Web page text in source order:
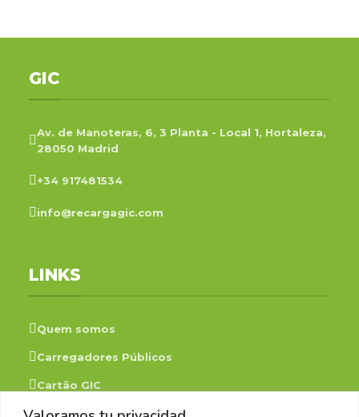
GIC
Av. de Manoteras, 6, 3 Planta - Local 1, Hortaleza,
28050 Madrid
+34 917481534
info@recargagic.com
LINKS
Quem somos
Carregadores Públicos
Cartão GIC
Faqs